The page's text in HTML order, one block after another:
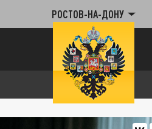
РОСТОВ-НА-ДОНУ